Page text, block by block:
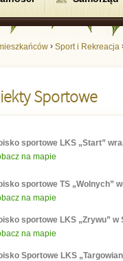
› Sport i Rekreacja
Sportowe
sportowe LKS „Start”
na mapie
sportowe TS „Wolnych”
na mapie
sportowe LKS „Zrywu” w
na mapie
Sportowe LKS